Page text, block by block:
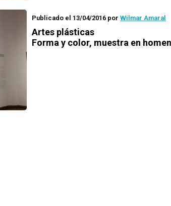
Publicado el 13/04/2016 por Wilmar Amaral
Artes plásticas
Forma y color, muestra en